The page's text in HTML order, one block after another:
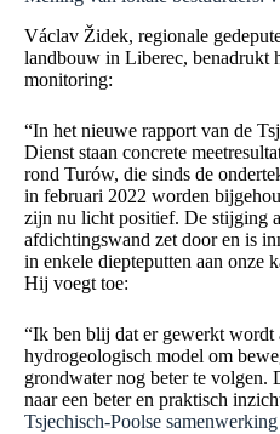
Václav Židek, regionale
landbouw in Liberec, benadrukt
monitoring:
“In het nieuwe rapport van de
Dienst staan concrete
rond Turów, die sinds de
in februari 2022 worden
zijn nu licht positief. De stijging
afdichtingswand zet door en is
in enkele diepteputten aan onze
Hij voegt toe:
“Ik ben blij dat er gewerkt wordt
hydrogeologisch model om
grondwater nog beter te volgen.
naar een beter en praktisch
Tsjechisch-Poolse samenwerking